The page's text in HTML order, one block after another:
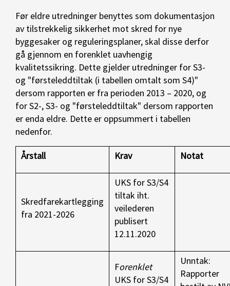
Før eldre utredninger benyttes som dokumentasjon
av tilstrekkelig sikkerhet mot skred for nye
byggesaker og reguleringsplaner, skal disse derfor
gå gjennom en forenklet uavhengig
kvalitetssikring. Dette gjelder utredninger for S3-
og "førsteleddtiltak (i tabellen omtalt som S4)"
dersom rapporten er fra perioden 2013 – 2020, og
for S2-, S3- og "førsteleddtiltak" dersom rapporten
er enda eldre. Dette er oppsummert i tabellen
nedenfor.
Årstall Krav Notat
Skredfarekartlegging
fra 2021-2026
UKS for S3/S4
tiltak iht.
veilederen
publisert
12.11.2020
Forenklet
UKS for S3/S4
Unntak:
Rapporter